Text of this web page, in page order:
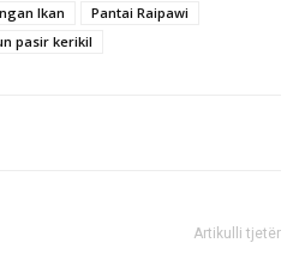
Ikan
Pantai Raipawi
pasir kerikil
Artikulli tjetër